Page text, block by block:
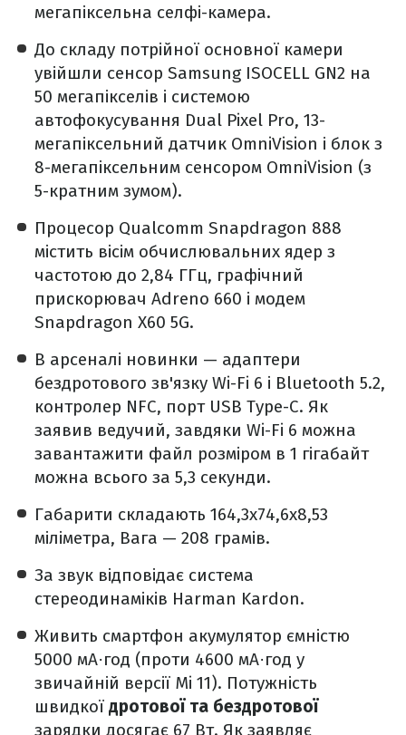
мегапіксельна селфі-камера.
До складу потрійної основної камери
увійшли сенсор Samsung ISOCELL GN2 на
50 мегапікселів і системою
автофокусування Dual Pixel Pro, 13-
мегапіксельний датчик OmniVision і блок з
8-мегапіксельним сенсором OmniVision (з
5-кратним зумом).
Процесор Qualcomm Snapdragon 888
містить вісім обчислювальних ядер з
частотою до 2,84 ГГц, графічний
прискорювач Adreno 660 і модем
Snapdragon X60 5G.
В арсеналі новинки — адаптери
бездротового зв'язку Wi-Fi 6 і Bluetooth 5.2,
контролер NFC, порт USB Type-C. Як
заявив ведучий, завдяки Wi-Fi 6 можна
завантажити файл розміром в 1 гігабайт
можна всього за 5,3 секунди.
Габарити складають 164,3x74,6x8,53
міліметра, Вага — 208 грамів.
За звук відповідає система
стереодинаміків Harman Kardon.
Живить смартфон акумулятор ємністю
5000 мА·год (проти 4600 мА·год у
звичайній версії Mi 11). Потужність
швидкої дротової та бездротової
зарядки досягає 67 Вт. Як заявляє